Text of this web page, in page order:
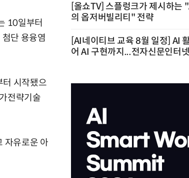
10일부터
단 용융염
터 시작됐으
전략기술
자유로운 아
[올쇼TV] 스플렁크가 제시하는
의 옵저버빌리티" 전략
[AI네이티브 교육 8월 일정] AI
어 AI 구현까지...전자신문인터